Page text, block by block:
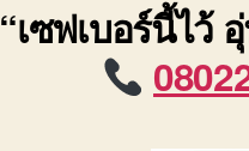
“เซฟเบอร์นี้ไว้